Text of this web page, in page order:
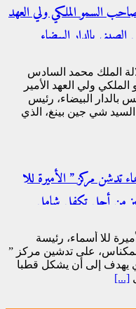
السمو الملكي ولي العهد
بالدار البيضاء
الملك محمد السادس
ولي العهد الأمير
بالدار البيضاء، رئيس
شي جين بينغ، الذي
تدشن مركز ” الأميرة للا
من أجل تكفل شامل
للا أسماء، رئيسة
بمكناس، على تدشين مركز ”
يهدف إلى أن يشكل قطبا
[...]